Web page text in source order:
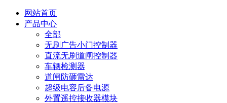
网站首页
产品中心
全部
无刷广告小门控制器
直流无刷道闸控制器
车辆检测器
道闸防砸雷达
超级电容后备电源
外置遥控接收器模块